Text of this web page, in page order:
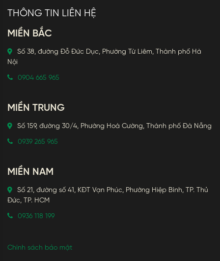
THÔNG TIN LIÊN HỆ
MIỀN BẮC
Số 38, đường Đỗ Đức Dục, Phường Từ Liêm, Thành phố Hà
Nội
0904 665 965
MIỀN TRUNG
Số 159, đường 30/4, Phường Hoà Cường, Thành phố Đà Nẵng
0939 265 965
MIỀN NAM
Số 21, đường số 41, KĐT Vạn Phúc, Phường Hiệp Bình, TP. Thủ
Đức, TP. HCM
0936 118 199
Chính sách bảo mật